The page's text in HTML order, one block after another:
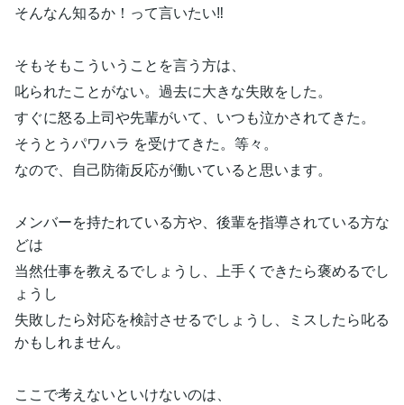
そんなん知るか！って言いたい‼︎
そもそもこういうことを言う方は、
叱られたことがない。過去に大きな失敗をした。
すぐに怒る上司や先輩がいて、いつも泣かされてきた。
そうとうパワハラ を受けてきた。等々。
なので、自己防衛反応が働いていると思います。
メンバーを持たれている方や、後輩を指導されている方な
どは
当然仕事を教えるでしょうし、上手くできたら褒めるでし
ょうし
失敗したら対応を検討させるでしょうし、ミスしたら叱る
かもしれません。
ここで考えないといけないのは、